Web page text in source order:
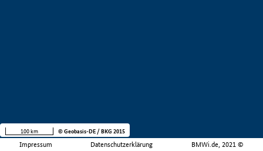
Impressum Datenschutzerklärung BMWi.de, 2021 ©
100 km © Geobasis-DE / BKG 2015